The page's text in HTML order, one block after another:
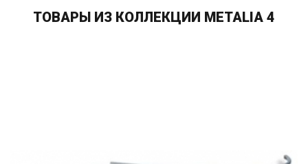
ТОВАРЫ ИЗ КОЛЛЕКЦИИ METALIA 4